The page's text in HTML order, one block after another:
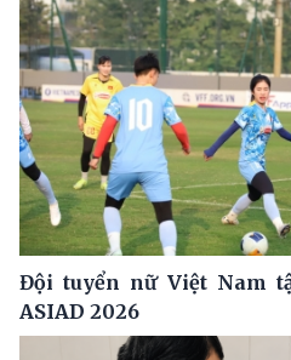
Đội tuyển nữ Việt Nam
ASIAD 2026